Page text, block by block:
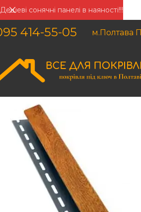
414-55-05 м.Полтава
Дешеві сонячні панелі в наяності!!!